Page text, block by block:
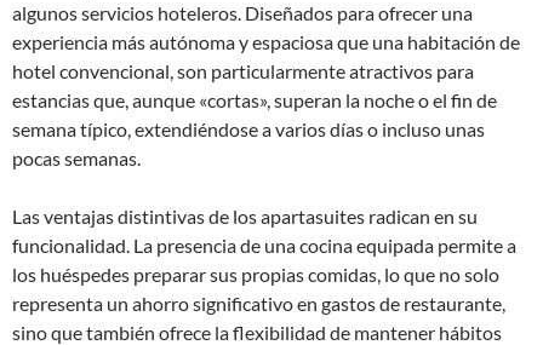
algunos servicios hoteleros. Diseñados para ofrecer una
experiencia más autónoma y espaciosa que una habitación de
hotel convencional, son particularmente atractivos para
estancias que, aunque «cortas», superan la noche o el fin de
semana típico, extendiéndose a varios días o incluso unas
pocas semanas.
Las ventajas distintivas de los apartasuites radican en su
funcionalidad. La presencia de una cocina equipada permite a
los huéspedes preparar sus propias comidas, lo que no solo
representa un ahorro significativo en gastos de restaurante,
sino que también ofrece la flexibilidad de mantener hábitos